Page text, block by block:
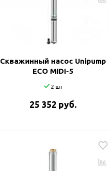
Скважинный насос Unipump
ECO MIDI-5
2 шт
25 352 руб.